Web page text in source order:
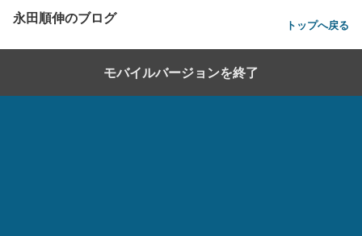
永田順伸のブログ トップへ戻る
モバイルバージョンを終了